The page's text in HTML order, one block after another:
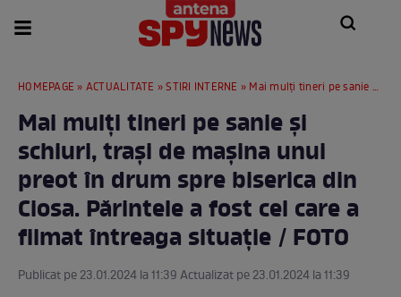
HOMEPAGE » ACTUALITATE »STIRI INTERNE » Mai mulți tineri pe sanie şi schiuri, traşi de mașina unui preot în drum spre biserica din Ciosa. Părintele a fost cel care a filmat întreaga situație / FOTO
Mai mulți tineri pe sanie şi
schiuri, traşi de mașina unui
preot în drum spre biserica din
Ciosa. Părintele a fost cel care a
filmat întreaga situație / FOTO
Publicat pe 23.01.2024 la 11:39 Actualizat pe 23.01.2024 la 11:39